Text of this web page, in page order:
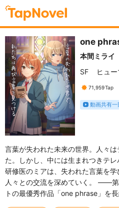
one
本間ミライ
SF
ヒュ
71,959Tap
動画共有一
言葉が失われた未来の世界。人々
た。しかし、中には生まれつきテレ
研修医のミアは、失われた言葉を
人々との交流を深めていく。 ――
トの最優秀作品「one phrase」を長